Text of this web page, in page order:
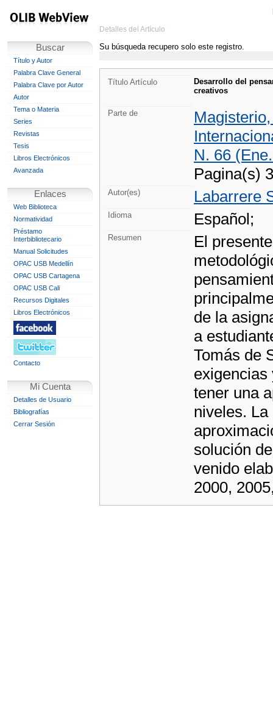
Buscar
Título y Autor
Palabra Clave General
Palabra Clave por Autor
Autor
Tema o Materia
Series
Revistas
Tesis
Libros Electrónicos
Avanzada
Enlaces
Web Biblioteca
Normatividad
Préstamo
Interbibliotecario
Manual Solicitudes
OPAC USB Medellín
OPAC USB Cartagena
OPAC USB Cali
Recursos Digitales
Libros Electrónicos
Contacto
Mi Cuenta
Detalles de Usuario
Bibliografías
Cerrar Sesión
Detalles del Artículo
Su búsqueda recupero solo este registro.
Título Artículo
Desarrollo del
creativos
Parte de
N. 66
Pagina(s)
Autor(es) Labarrere
Idioma Español;
Resumen
El
de la
a
Tomás de
exigencias
tener una
niveles.
solución
venido
2000,